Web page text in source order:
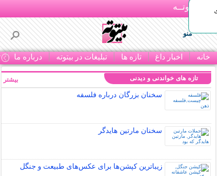
بـیتوتــه
منو
خانه اخبار داغ تازه ها تبلیغات در بیتوته درباره ما
تازه های خواندنی و دیدنی
سخنان بزرگان درباره فلسفه
سخنان مارتین هایدگر
زیباترین کپشن‌ها برای عکس‌های طبیعت و جنگل
بیشتر